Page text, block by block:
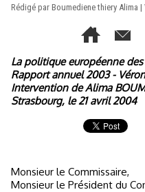
Rédigé par Boumediene thiery Alima
La politique européenne
Rapport annuel 2003 -
Intervention de Alima
Strasbourg, le 21 avril 2004
Monsieur le Commissaire,
Monsieur le Président du